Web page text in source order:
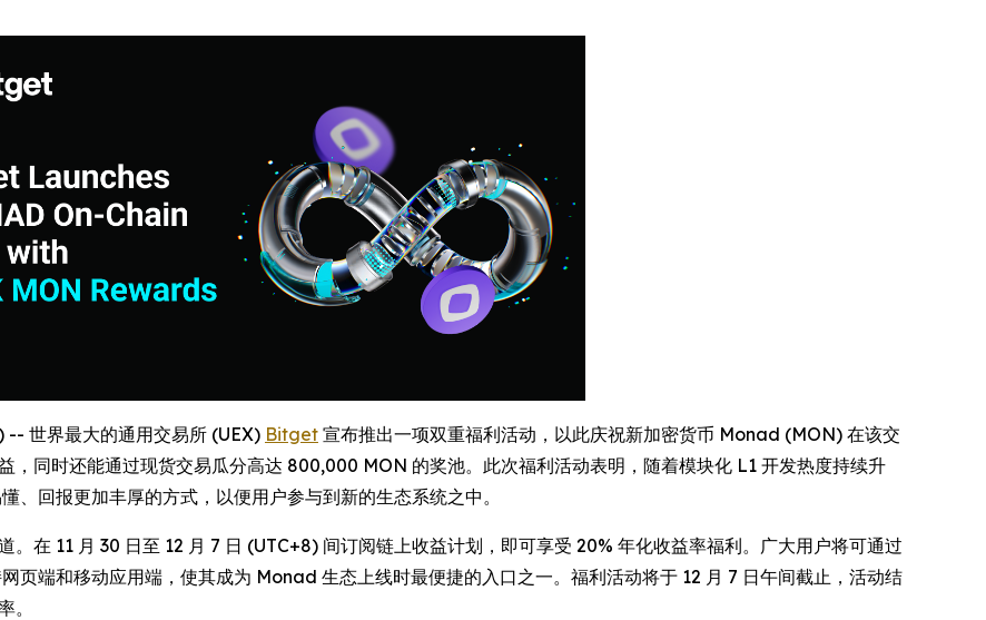
世界最大的通用交易所 (UEX) Bitget 宣布推出一项双重福利活动，以此庆祝新加密货币 Monad (MON) 在该交
，同时还能通过现货交易瓜分高达 800,000 MON 的奖池。此次福利活动表明，随着模块化 L1 开发热度持续升
回报更加丰厚的方式，以便用户参与到新的生态系统之中。
在 11 月 30 日至 12 月 7 日 (UTC+8) 间订阅链上收益计划，即可享受 20% 年化收益率福利。广大用户将可通过
页端和移动应用端，使其成为 Monad 生态上线时最便捷的入口之一。福利活动将于 12 月 7 日午间截止，活动结
。